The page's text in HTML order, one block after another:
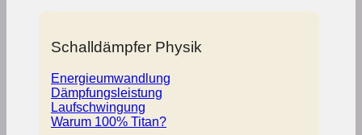
Schalldämpfer Physik
Energieumwandlung
Dämpfungsleistung
Laufschwingung
Warum 100% Titan?